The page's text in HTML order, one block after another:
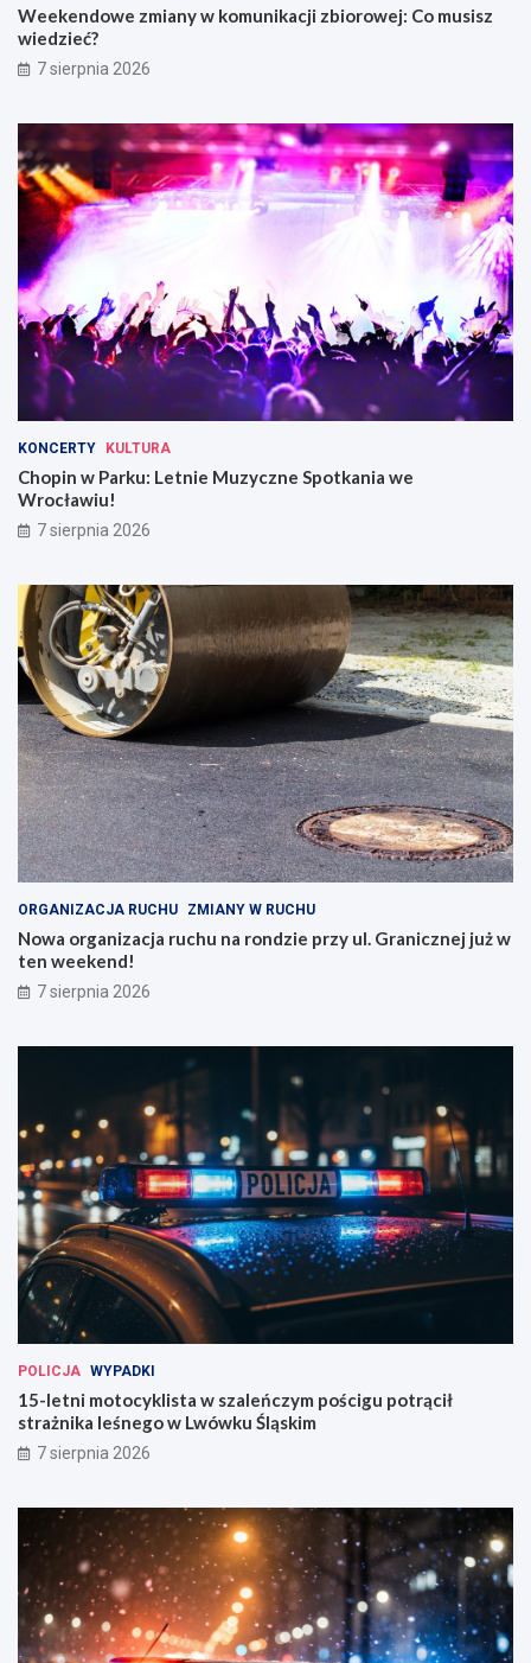
W
r
o
a
w
i
u
Weekendowe zmiany w komunikacji zbiorowej: Co musisz
wiedzieć?
7 sierpnia 2026
KONCERTY KULTURA
Chopin w Parku: Letnie Muzyczne Spotkania we
Wrocławiu!
7 sierpnia 2026
ORGANIZACJA RUCHU ZMIANY W RUCHU
Nowa organizacja ruchu na rondzie przy ul. Granicznej już w
ten weekend!
7 sierpnia 2026
POLICJA WYPADKI
15-letni motocyklista w szaleńczym pościgu potrącił
strażnika leśnego w Lwówku Śląskim
7 sierpnia 2026